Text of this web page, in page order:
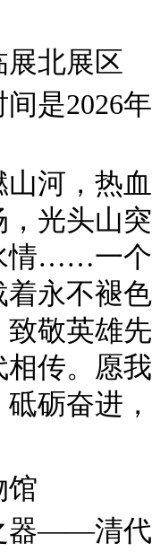
北展区
间是2026
河，热
光头山
情……一
永不褪
敬英雄
传。愿
砺奋进
馆
器——清